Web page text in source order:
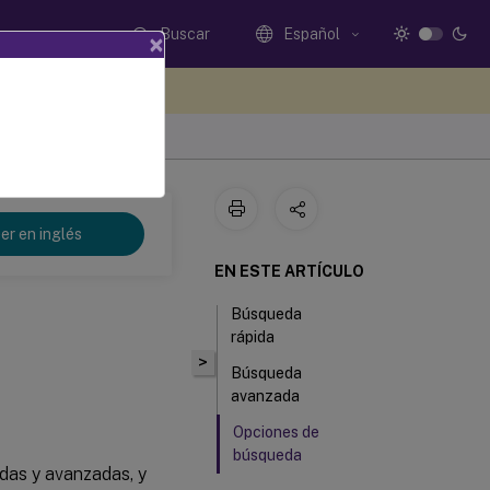
Buscar Español
en inglés
y avanzadas, y
>
EN ESTE ARTÍCULO
Búsqueda
rápida
Búsqueda
avanzada
Opciones de
búsqueda
×